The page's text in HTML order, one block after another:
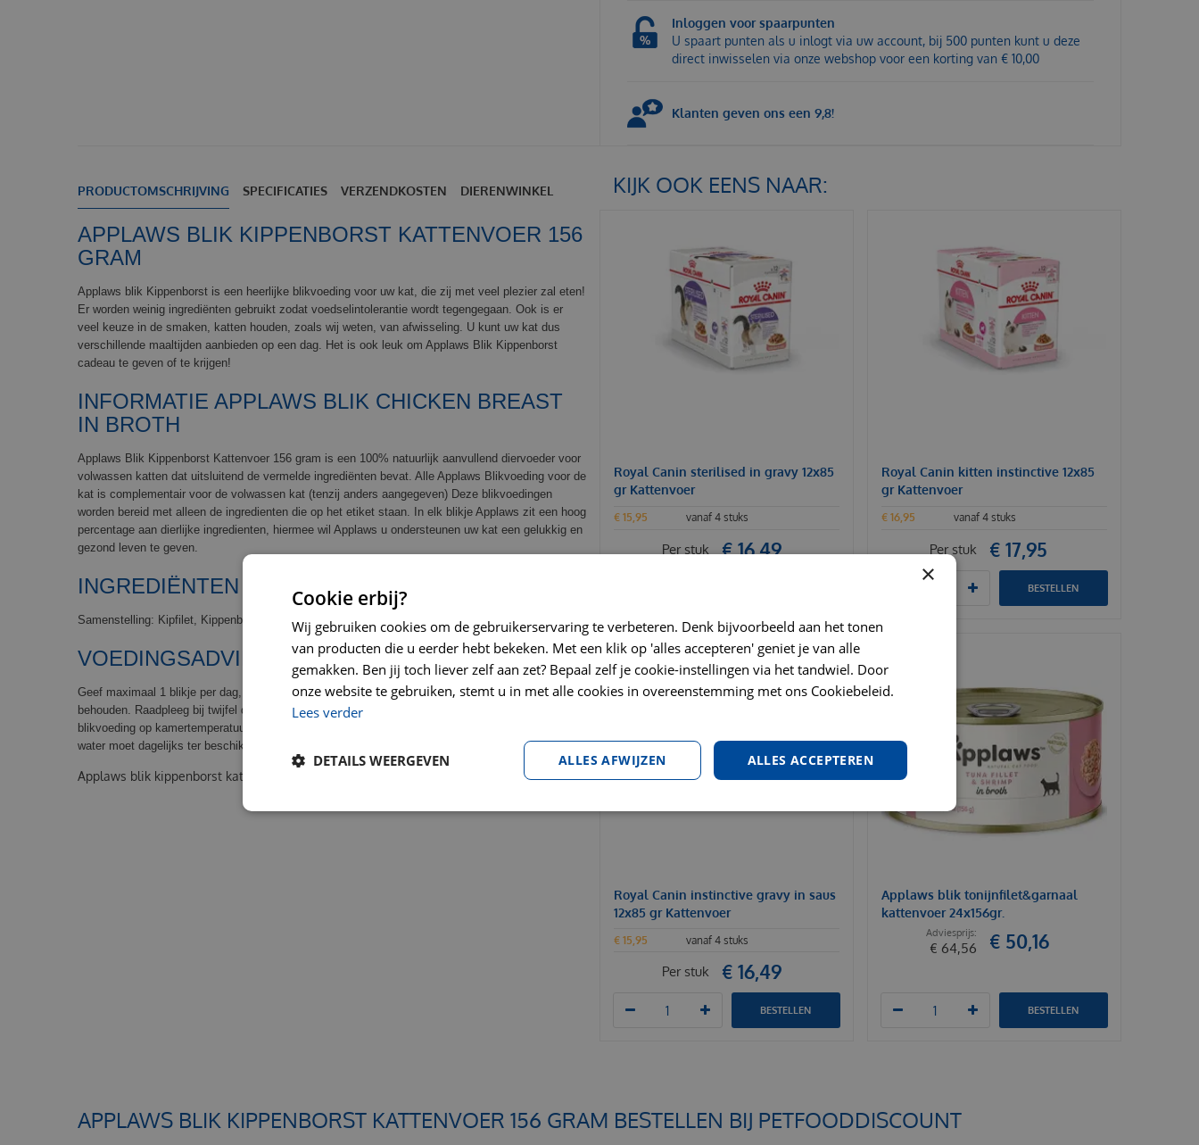
Inloggen voor spaarpunten
U spaart punten als u inlogt via uw account, bij 500 punten kunt u deze
direct inwisselen via onze webshop voor een korting van € 10,00
Klanten geven ons een 9,8!
PRODUCTOMSCHRIJVING SPECIFICATIES VERZENDKOSTEN DIERENWINKEL
APPLAWS BLIK KIPPENBORST KATTENVOER 156
GRAM
Applaws blik Kippenborst is een heerlijke blikvoeding voor uw kat, die zij met veel plezier zal eten!
Er worden weinig ingrediënten gebruikt zodat voedselintolerantie wordt tegengegaan. Ook is er
veel keuze in de smaken, katten houden, zoals wij weten, van afwisseling. U kunt uw kat dus
verschillende maaltijden aanbieden op een dag. Het is ook leuk om Applaws Blik Kippenborst
cadeau te geven of te krijgen!
INFORMATIE APPLAWS BLIK CHICKEN BREAST
IN BROTH
Applaws Blik Kippenborst Kattenvoer 156 gram is een 100% natuurlijk aanvullend diervoeder voor
volwassen katten dat uitsluitend de vermelde ingrediënten bevat. Alle Applaws Blikvoeding voor de
kat is complementair voor de volwassen kat (tenzij anders aangegeven) Deze blikvoedingen
worden bereid met alleen de ingredienten die op het etiket staan. In elk blikje Applaws zit een hoog
percentage aan dierlijke ingredienten, hiermee wil Applaws u ondersteunen uw kat een gelukkig en
gezond leven te geven.
INGREDIËNTEN APPLAWS BLIK KIPPENBORST
Samenstelling: Kipfilet, Kippenbouillon, Rijst
VOEDINGSADVIES EN VEILIGHEID
Geef maximaal 1 blikje per dag, geef minder als dat nodig is om het ideale gewicht van uw kat te
behouden. Raadpleeg bij twijfel de deskundige verkopers in onze winkel in Amstelveen. Geef deze
blikvoeding op kamertemperatuur. Deze voeding is niet bedoeld voor menselijke consumptie. Vers
water moet dagelijks ter beschikking staan. Inhoud: 156 gram, smaak: kip in bouillon.
Applaws blik kippenborst kattenvoer 156 gram
KIJK OOK EENS NAAR:
Royal Canin sterilised in gravy 12x85
gr Kattenvoer
vanaf 4 stuks
€ 15,95
€ 16,49
Per stuk
Royal Canin kitten instinctive 12x85
gr Kattenvoer
vanaf 4 stuks
€ 16,95
€ 17,95
Per stuk
BESTELLEN
Royal Canin instinctive gravy in saus
12x85 gr Kattenvoer
vanaf 4 stuks
€ 15 95
€ 16,49
Per stuk
BESTELLEN
Applaws blik tonijnfilet&garnaal
kattenvoer 24x156gr.
€ 64,56 € 50,16
BESTELLEN
APPLAWS BLIK KIPPENBORST KATTENVOER 156 GRAM BESTELLEN BIJ PETFOODDISCOUNT
×
Cookie erbij?
Wij gebruiken cookies om de gebruikerservaring te verbeteren. Denk bijvoorbeeld aan het tonen
van producten die u eerder hebt bekeken. Met een klik op 'alles accepteren' geniet je van alle
gemakken. Ben jij toch liever zelf aan zet? Bepaal zelf je cookie-instellingen via het tandwiel. Door
onze website te gebruiken, stemt u in met alle cookies in overeenstemming met ons Cookiebeleid.
Lees verder
ALLES ACCEPTEREN
ALLES AFWIJZEN
DETAILS WEERGEVEN